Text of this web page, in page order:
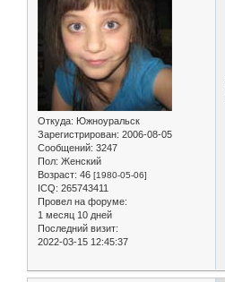
Откуда: Южноуральск
Зарегистрирован: 2006-08-05
Сообщений: 3247
Пол: Женский
Возраст: 46 [1980-05-06]
ICQ: 265743411
Провел на форуме:
1 месяц 10 дней
Последний визит:
2022-03-15 12:45:37